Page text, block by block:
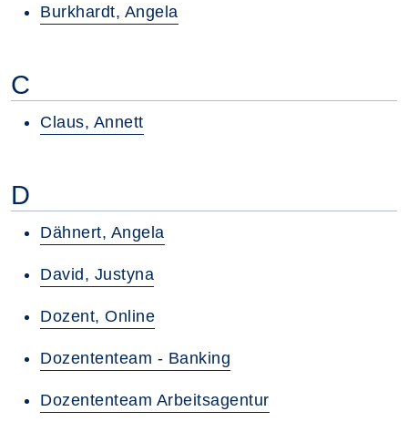
Burkhardt, Angela
C
Claus, Annett
D
Dähnert, Angela
David, Justyna
Dozent, Online
Dozententeam - Banking
Dozententeam Arbeitsagentur